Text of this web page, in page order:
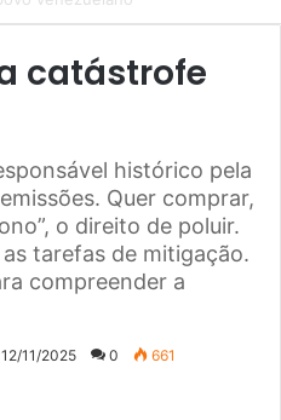
catástrofe
histórico pela
Quer comprar,
o direito de poluir.
tarefas de mitigação.
compreender a
11/2025 0 661